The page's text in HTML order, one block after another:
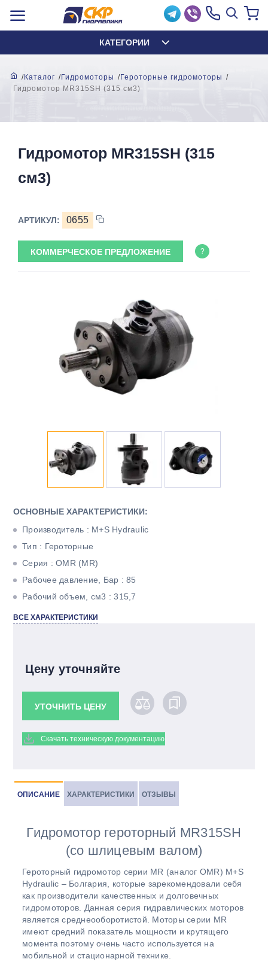
КАТЕГОРИИ
Каталог Гидромоторы
Героторные гидромоторы
Гидромотор MR315SH (315 см3)
Гидромотор MR315SH (315
см3)
АРТИКУЛ: 0655
КОММЕРЧЕСКОЕ ПРЕДЛОЖЕНИЕ ?
ОСНОВНЫЕ ХАРАКТЕРИСТИКИ:
Производитель : M+S Hydraulic
Тип : Героторные
Серия : ОМR (МR)
Рабочее давление, Бар : 85
Рабочий объем, см3 : 315,7
Максимальный крутящий момент, Н*м : 360
ВСЕ ХАРАКТЕРИСТИКИ
Цену уточняйте
УТОЧНИТЬ ЦЕНУ
Скачать техническую документацию
ОПИСАНИЕ ХАРАКТЕРИСТИКИ ОТЗЫВЫ
Гидромотор героторный MR315SH
(со шлицевым валом)
Героторный гидромотор серии МR (аналог OMR) M+S
Hydraulic – Болгария, которые зарекомендовали себя
как производители качественных и долговечных
гидромоторов. Данная серия гидравлических моторов
является среднеооборотистой. Моторы серии MR
имеют средний показатель мощности и крутящего
момента поэтому очень часто используется на
мобильной и стационарной технике.